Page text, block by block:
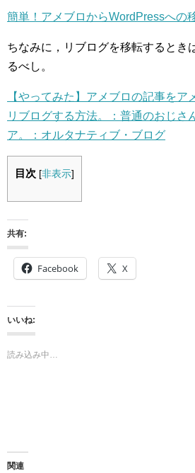
簡単！アメブロからWordPressへの
ちなみに，リブログを移転するとき
るべし。
【やってみた】アメブロの記事をア
リブログする方法。：普通のおじさ
ア。：オルタナティブ・ブログ
目次 [非表示]
共有:
Facebook X
いいね:
読み込み中…
関連